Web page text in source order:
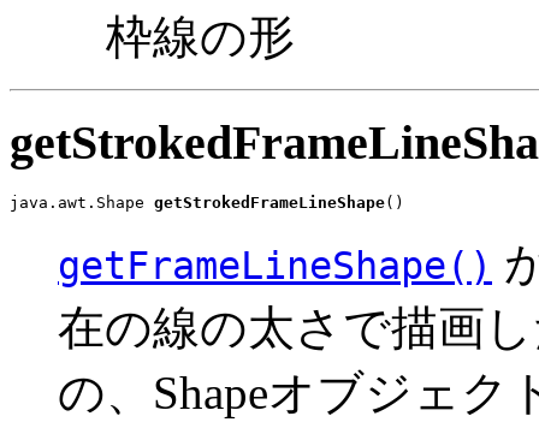
枠線の形
java.awt.Shape getStrokedFrameLineShape()
getFrameLineShape()
在の線の太さで描画
の、Shapeオブジェク